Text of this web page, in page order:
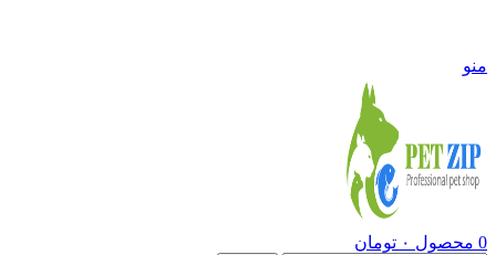
منو
0 محصول ۰ تومان